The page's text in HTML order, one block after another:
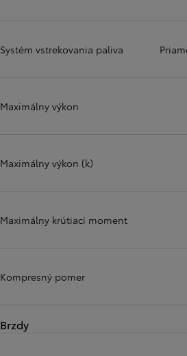
Systém vstrekovania paliva
Maximálny výkon
Maximálny výkon (k)
Maximálny krútiaci moment
Kompresný pomer
Brzdy